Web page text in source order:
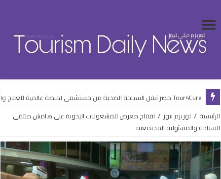
Tour4Cure مصر تنقل السياحة الصحية من مستشفى لمنصة عالمية للعلاج والضيافة
الرئيسية / توريزم نيوز / افتتاح معرض للمشغولات اليدوية على هامش ملتقى
السياحة والمسئولية المجتمعية